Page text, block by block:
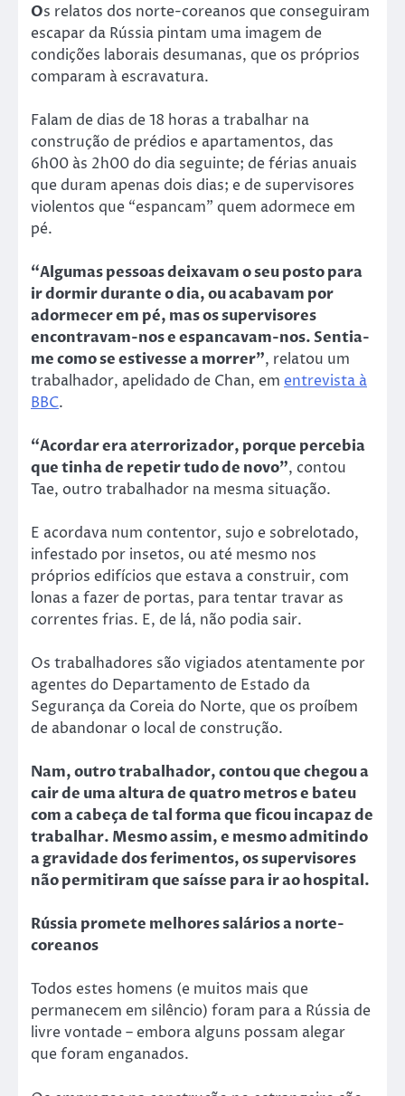
Os relatos dos norte-coreanos que conseguiram
escapar da Rússia pintam uma imagem de
condições laborais desumanas, que os próprios
comparam à escravatura.
Falam de dias de 18 horas a trabalhar na
construção de prédios e apartamentos, das
6h00 às 2h00 do dia seguinte; de férias anuais
que duram apenas dois dias; e de supervisores
violentos que “espancam” quem adormece em
pé.
“Algumas pessoas deixavam o seu posto para
ir dormir durante o dia, ou acabavam por
adormecer em pé, mas os supervisores
encontravam-nos e espancavam-nos. Sentia-
me como se estivesse a morrer”, relatou um
trabalhador, apelidado de Chan, em entrevista à
BBC.
“Acordar era aterrorizador, porque percebia
que tinha de repetir tudo de novo”, contou
Tae, outro trabalhador na mesma situação.
E acordava num contentor, sujo e sobrelotado,
infestado por insetos, ou até mesmo nos
próprios edifícios que estava a construir, com
lonas a fazer de portas, para tentar travar as
correntes frias. E, de lá, não podia sair.
Os trabalhadores são vigiados atentamente por
agentes do Departamento de Estado da
Segurança da Coreia do Norte, que os proíbem
de abandonar o local de construção.
Nam, outro trabalhador, contou que chegou a
cair de uma altura de quatro metros e bateu
com a cabeça de tal forma que ficou incapaz de
trabalhar. Mesmo assim, e mesmo admitindo
a gravidade dos ferimentos, os supervisores
não permitiram que saísse para ir ao hospital.
Rússia promete melhores salários a norte-
coreanos
Todos estes homens (e muitos mais que
permanecem em silêncio) foram para a Rússia de
livre vontade – embora alguns possam alegar
que foram enganados.